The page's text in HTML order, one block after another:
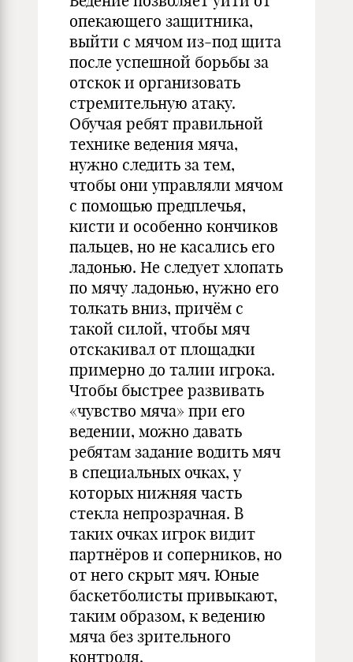
опекающего защитника,
выйти с мячом из-под щита
после успешной борьбы за
отскок и организовать
стремительную атаку.
Обучая ребят правильной
технике ведения мяча,
нужно следить за тем,
чтобы они управляли мячом
с помощью предплечья,
кисти и особенно кончиков
пальцев, но не касались его
ладонью. Не следует хлопать
по мячу ладонью, нужно его
толкать вниз, причём с
такой силой, чтобы мяч
отскакивал от площадки
примерно до талии игрока.
Чтобы быстрее развивать
«чувство мяча» при его
ведении, можно давать
ребятам задание водить мяч
в специальных очках, у
которых нижняя часть
стекла непрозрачная. В
таких очках игрок видит
партнёров и соперников, но
от него скрыт мяч. Юные
баскетболисты привыкают,
таким образом, к ведению
мяча без зрительного
контроля.